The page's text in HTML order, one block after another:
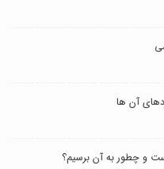
آن ها
و چطور به آن برسیم؟